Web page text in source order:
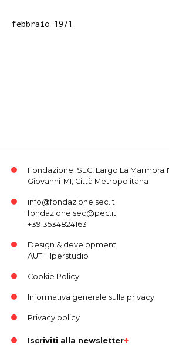
febbraio 1971
Fondazione ISEC, Largo La Marmora
Giovanni-MI, Città Metropolitana
info@fondazioneisec.it
fondazioneisec@pec.it
+39 3534824163
Design & development:
AUT+ Iperstudio
Cookie Policy
Informativa generale sulla privacy
Privacy policy
Iscriviti alla newsletter